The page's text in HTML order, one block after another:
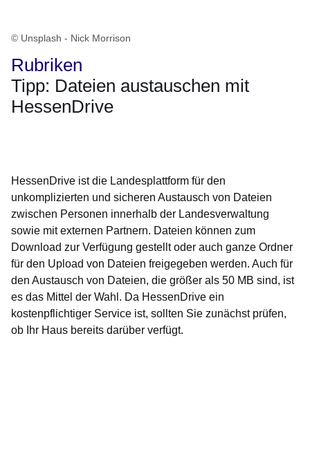
© Unsplash - Nick Morrison
Rubriken
Tipp: Dateien austauschen mit
HessenDrive
HessenDrive ist die Landesplattform für den
unkomplizierten und sicheren Austausch von Dateien
zwischen Personen innerhalb der Landesverwaltung
sowie mit externen Partnern. Dateien können zum
Download zur Verfügung gestellt oder auch ganze Ordner
für den Upload von Dateien freigegeben werden. Auch für
den Austausch von Dateien, die größer als 50 MB sind, ist
es das Mittel der Wahl. Da HessenDrive ein
kostenpflichtiger Service ist, sollten Sie zunächst prüfen,
ob Ihr Haus bereits darüber verfügt.